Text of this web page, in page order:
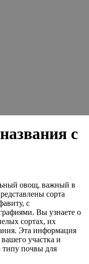
с
овощ, важный в
сорта
с
Вы узнаете о
сортах, их
Эта информация
участка и
типу почвы для